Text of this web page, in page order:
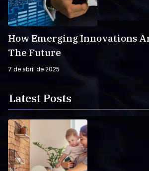
How Emerging Innovations
The Future
7 de abril de 2025
Latest Posts